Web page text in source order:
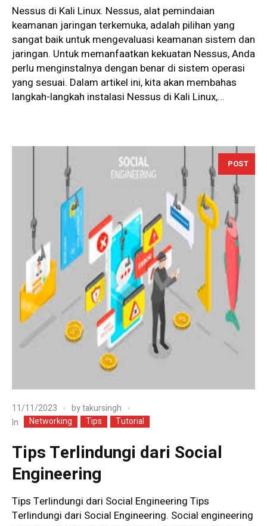
Nessus di Kali Linux. Nessus, alat pemindaian
keamanan jaringan terkemuka, adalah pilihan yang
sangat baik untuk mengevaluasi keamanan sistem dan
jaringan. Untuk memanfaatkan kekuatan Nessus, Anda
perlu menginstalnya dengan benar di sistem operasi
yang sesuai. Dalam artikel ini, kita akan membahas
langkah-langkah instalasi Nessus di Kali Linux,...
POST
11/11/2023 bytakursingh
In
Networking Tips Tutorial
Tips Terlindungi dari Social
Engineering
Tips Terlindungi dari Social Engineering Tips
Terlindungi dari Social Engineering. Social engineering